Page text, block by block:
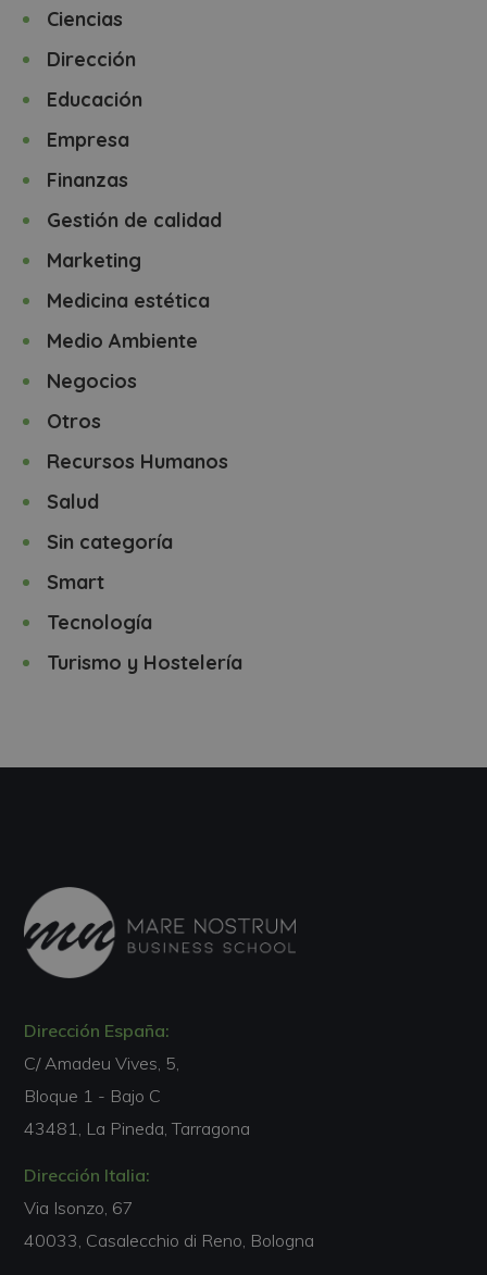
Ciencias
Dirección
Educación
Empresa
Finanzas
Gestión de calidad
Marketing
Medicina estética
Medio Ambiente
Negocios
Otros
Recursos Humanos
Salud
Sin categoría
Smart
Tecnología
Turismo y Hostelería
Dirección España:
C/ Amadeu Vives, 5,
Bloque 1 - Bajo C
43481, La Pineda, Tarragona
Dirección Italia:
Via Isonzo, 67
40033, Casalecchio di Reno, Bologna